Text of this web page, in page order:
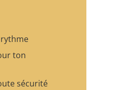
ton
sécurité